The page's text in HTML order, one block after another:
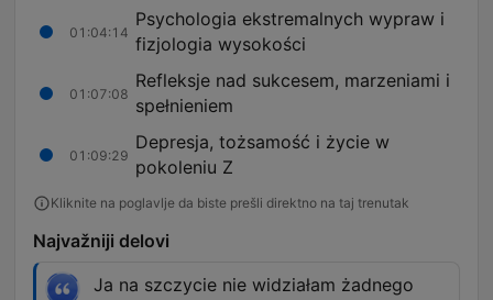
01:04:14
Psychologia ekstremalnych wypraw i
fizjologia wysokości
01:07:08
Refleksje nad sukcesem, marzeniami i
spełnieniem
01:09:29
Depresja, tożsamość i życie w
pokoleniu Z
Kliknite na poglavlje da biste prešli direktno na taj trenutak
Najvažniji delovi
Ja na szczycie nie widziałam żadnego